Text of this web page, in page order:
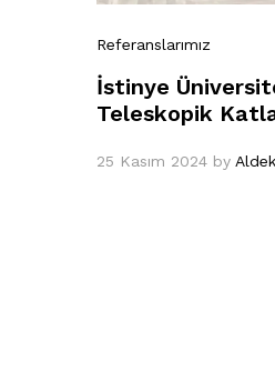
Referanslarımız
İstinye
Teleskopik
25 Kasım 2024 by